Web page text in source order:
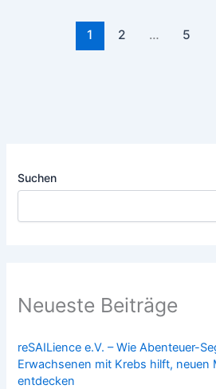
1 2 … 5
Suchen
Neueste Beiträge
reSAILience e.V. – Wie Abenteuer-
Erwachsenen mit Krebs hilft, neuen
entdecken